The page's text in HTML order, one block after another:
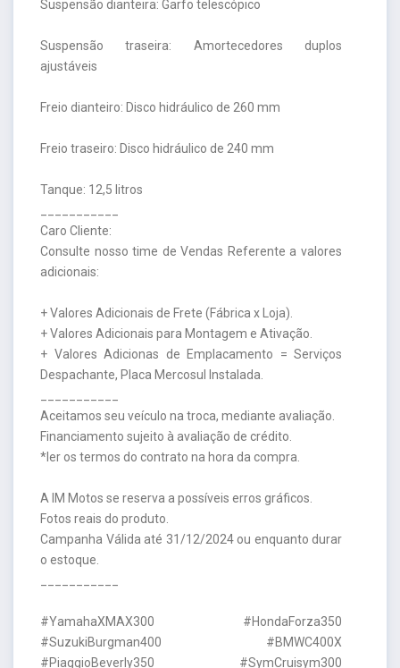
Suspensão dianteira: Garfo telescópico
Suspensão traseira: Amortecedores duplos
ajustáveis
Freio dianteiro: Disco hidráulico de 260 mm
Freio traseiro: Disco hidráulico de 240 mm
Tanque: 12,5 litros
Caro Cliente:
Consulte nosso time de Vendas Referente a valores
adicionais:
+ Valores Adicionais de Frete (Fábrica x Loja).
+ Valores Adicionais para Montagem e Ativação.
+ Valores Adicionas de Emplacamento = Serviços
Despachante, Placa Mercosul Instalada.
Aceitamos seu veículo na troca, mediante avaliação.
Financiamento sujeito à avaliação de crédito.
*ler os termos do contrato na hora da compra.
A IM Motos se reserva a possíveis erros gráficos.
Fotos reais do produto.
Campanha Válida até 31/12/2024 ou enquanto durar
o estoque.
#YamahaXMAX300 #HondaForza350
#SuzukiBurgman400 #BMWC400X
#PiaggioBeverly350 #SymCruisym300